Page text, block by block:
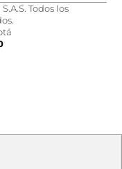
Todos los